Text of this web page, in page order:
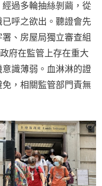
過多輪抽絲剝繭，從
呼之欲出。聽證會先
、房屋局獨立審查組
府在監管上存在重大
識薄弱。血淋淋的證
，相關監管部門責無